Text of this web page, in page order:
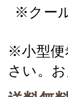
※クー
※小型便
さい。